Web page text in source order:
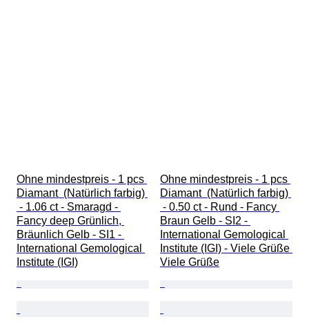
Ohne mindestpreis - 1 pcs
Diamant  (Natürlich farbig)
- 1.06 ct - Smaragd -
Fancy deep Grünlich,
Bräunlich Gelb - SI1 -
International Gemological
Institute (IGI)
Ohne mindestpreis - 1 pcs
Diamant  (Natürlich farbig)
- 0.50 ct - Rund - Fancy
Braun Gelb - SI2 -
International Gemological
Institute (IGI) - Viele Grüße
Viele Grüße